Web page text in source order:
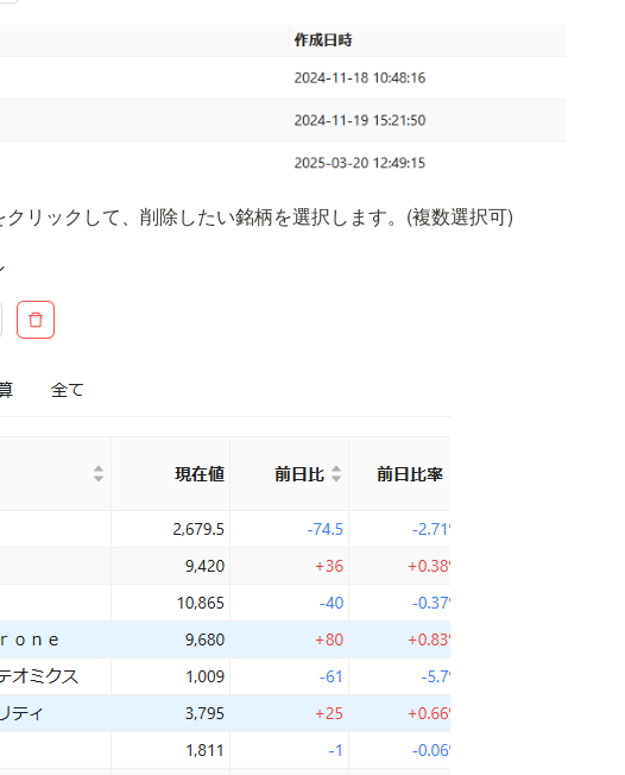
リックして、削除したい銘柄を選択します。(複数選択可)